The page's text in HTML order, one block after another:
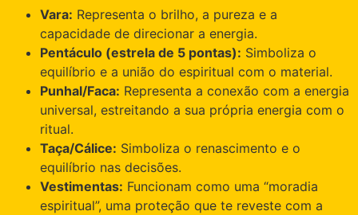
Vara: Representa o brilho, a pureza e a
capacidade de direcionar a energia.
Pentáculo (estrela de 5 pontas): Simboliza o
equilíbrio e a união do espiritual com o material.
Punhal/Faca: Representa a conexão com a energia
universal, estreitando a sua própria energia com o
ritual.
Taça/Cálice: Simboliza o renascimento e o
equilíbrio nas decisões.
Vestimentas: Funcionam como uma “moradia
espiritual”, uma proteção que te reveste com a